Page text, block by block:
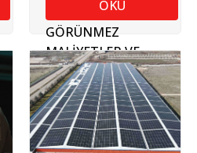
ÖNÜNDEKİ
GÖRÜNMEZ
MALİYETLER VE
GÜMRÜK
SÜREÇLERİ
OKU